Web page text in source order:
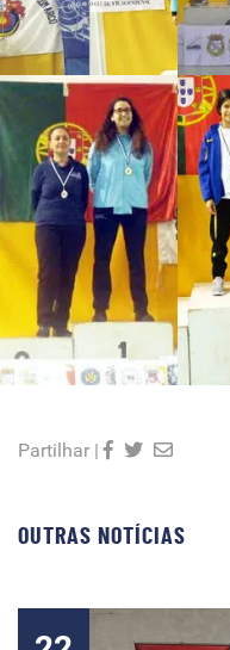
Partilhar |
OUTRAS NOTÍCIAS